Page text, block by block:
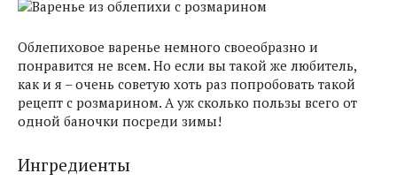
Облепиховое варенье немного своеобразно и
понравится не всем. Но если вы такой же любитель,
как и я – очень советую хоть раз попробовать такой
рецепт с розмарином. А уж сколько пользы всего от
одной баночки посреди зимы!
Ингредиенты